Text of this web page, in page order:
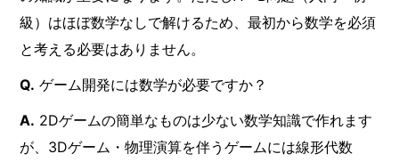
級）はほぼ数学なしで解けるため、最初から数学を必須
と考える必要はありません。
Q. ゲーム開発には数学が必要ですか？
A. 2Dゲームの簡単なものは少ない数学知識で作れます
が、3Dゲーム・物理演算を伴うゲームには線形代数